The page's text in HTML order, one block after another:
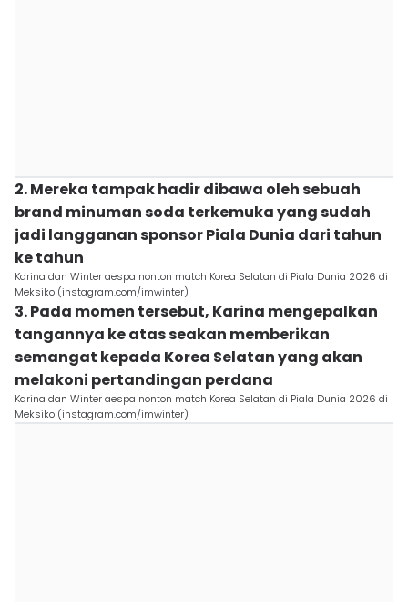
2. Mereka tampak hadir dibawa oleh sebuah
brand minuman soda terkemuka yang sudah
jadi langganan sponsor Piala Dunia dari tahun
ke tahun
Karina dan Winter aespa nonton match Korea Selatan di Piala Dunia 2026 di
Meksiko (instagram.com/imwinter)
3. Pada momen tersebut, Karina mengepalkan
tangannya ke atas seakan memberikan
semangat kepada Korea Selatan yang akan
melakoni pertandingan perdana
Karina dan Winter aespa nonton match Korea Selatan di Piala Dunia 2026 di
Meksiko (instagram.com/imwinter)